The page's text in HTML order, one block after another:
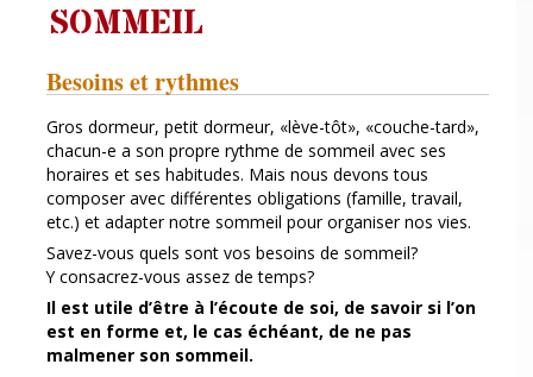
SOMMEIL
Besoins et rythmes
Gros dormeur, petit dormeur, «lève-tôt», «couche-tard»,
chacun-e a son propre rythme de sommeil avec ses
horaires et ses habitudes. Mais nous devons tous
composer avec différentes obligations (famille, travail,
etc.) et adapter notre sommeil pour organiser nos vies.
Savez-vous quels sont vos besoins de sommeil?
Y consacrez-vous assez de temps?
Il est utile d’être à l’écoute de soi, de savoir si l’on
est en forme et, le cas échéant, de ne pas
malmener son sommeil.